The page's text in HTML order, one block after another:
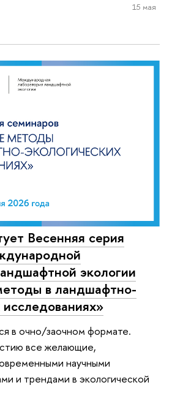
15 мая
Весенняя серия
экологии
в ландшафтно-
в очно/заочном формате.
все желающие,
научными
и трендами в экологической